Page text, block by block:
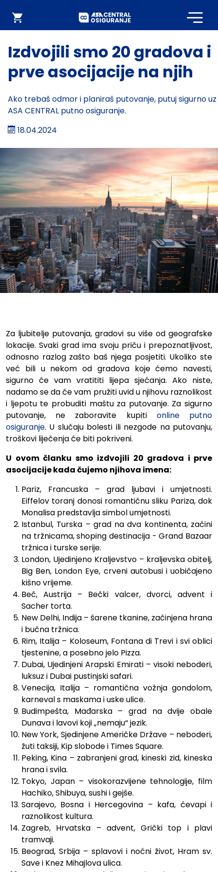
Webshop
Izdvojili smo 20 gradova i
prve asocijacije na njih
Ako trebaš odmor i planiraš putovanje, putuj sigurno uz
ASA CENTRAL putno osiguranje.
18.04.2024
Izdvojili smo 20 gradova i
Za ljubitelje putovanja, gradovi su više od geografske
lokacije. Svaki grad ima svoju priču i prepoznatljivost,
odnosno razlog zašto baš njega posjetiti. Ukoliko ste
već bili u nekom od gradova koje ćemo navesti,
sigurno će vam vratititi lijepa sjećanja. Ako niste,
nadamo se da će vam pružiti uvid u njihovu raznolikost
i ljepotu te probuditi maštu za putovanje. Za sigurno
putovanje, ne zaboravite kupiti online putno
osiguranje. U slučaju bolesti ili nezgode na putovanju,
troškovi liječenja će biti pokriveni.
U ovom članku smo izdvojili 20 gradova i prve
asocijacije kada čujemo njihova imena:
Pariz, Francuska – grad ljubavi i umjetnosti.
Eiffelov toranj donosi romantičnu sliku Pariza, dok
Monalisa predstavlja simbol umjetnosti.
Istanbul, Turska – grad na dva kontinenta, začini
na tržnicama, shoping destinacija - Grand Bazaar
tržnica i turske serije.
London, Ujedinjeno Kraljevstvo – kraljevska obitelj,
Big Ben, London Eye, crveni autobusi i uobičajeno
kišno vrijeme.
Beč, Austrija – Bečki valcer, dvorci, advent i
Sacher torta.
New Delhi, Indija – šarene tkanine, začinjena hrana
i bučna tržnica.
Rim, Italija – Koloseum, Fontana di Trevi i svi oblici
tjestenine, a posebno jelo Pizza.
Dubai, Ujedinjeni Arapski Emirati – visoki neboderi,
luksuz i Dubai pustinjski safari.
Venecija, Italija – romantična vožnja gondolom,
karneval s maskama i uske ulice.
Budimpešta, Mađarska – grad na dvije obale
Dunava i lavovi koji „nemaju“ jezik.
New York, Sjedinjene Američke Države – neboderi,
žuti taksiji, Kip slobode i Times Square.
Peking, Kina – zabranjeni grad, kineski zid, kineska
hrana i svila.
Tokyo, Japan – visokorazvijene tehnologije, film
Hachiko, Shibuya, sushi i gejše.
Sarajevo, Bosna i Hercegovina – kafa, ćevapi i
raznolikost kultura.
Zagreb, Hrvatska – advent, Grički top i plavi
tramvaji.
Beograd, Srbija – splavovi i noćni život, Hram sv.
Save i Knez Mihajlova ulica.